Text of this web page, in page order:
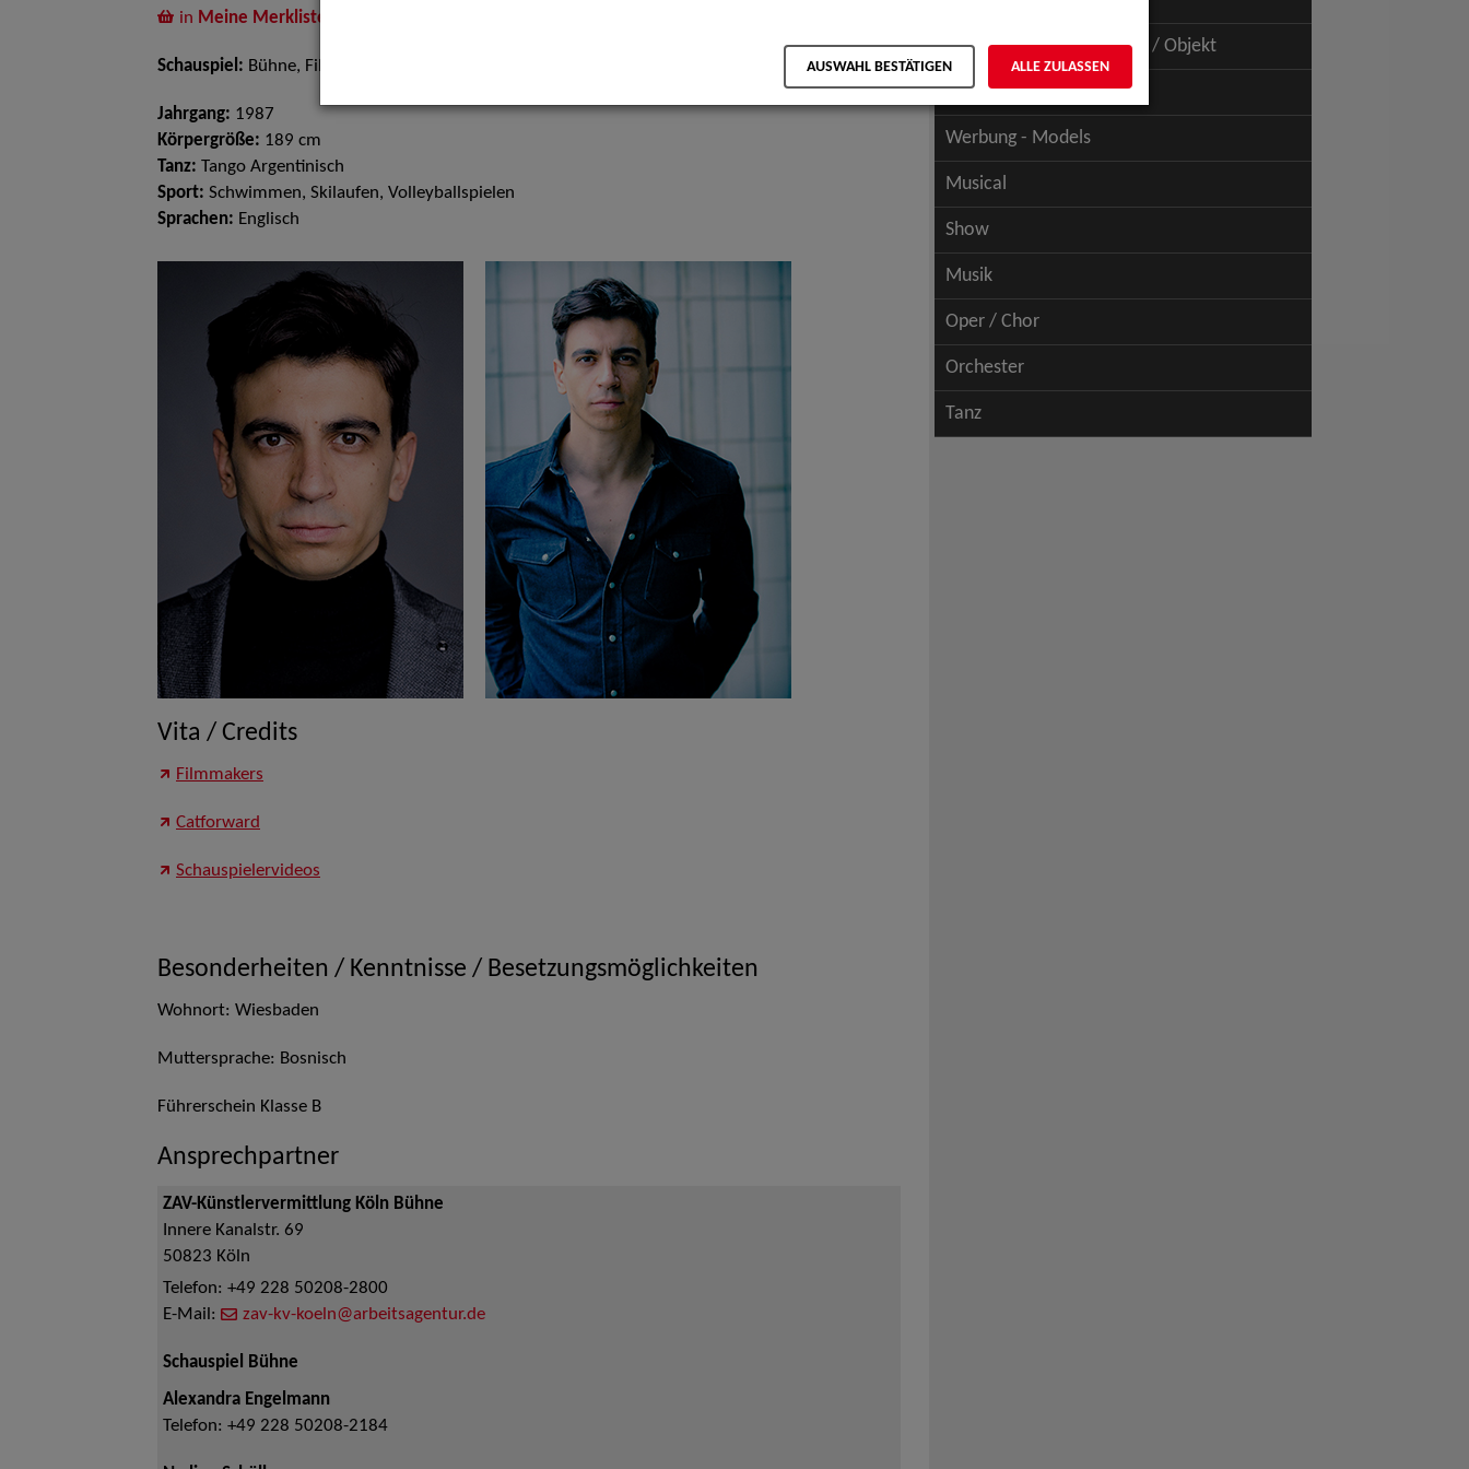
in Meine Merkliste
Schauspiel: Bühne, Film und TV
Jahrgang: 1987
Körpergröße: 189 cm
Tanz: Tango Argentinisch
Sport: Schwimmen, Skilaufen, Volleyballspielen
Sprachen: Englisch
Vita / Credits
Filmmakers
Catforward
Schauspielervideos
Besonderheiten / Kenntnisse / Besetzungsmöglichkeiten
Wohnort: Wiesbaden
Muttersprache: Bosnisch
Führerschein Klasse B
Ansprechpartner
ZAV-Künstlervermittlung Köln Bühne
Innere Kanalstr. 69
50823 Köln
Telefon: +49 228 50208-2800
E-Mail:
zav-kv-koeln@arbeitsagentur.de
Schauspiel Bühne
Alexandra Engelmann
Telefon: +49 228 50208-2184
Schauspiel - Figur / Puppe / Objekt
Werbung - Talents
Werbung - Models
Musical
Show
Musik
Oper / Chor
Orchester
Tanz
AUSWAHL BESTÄTIGEN ALLE ZULASSEN